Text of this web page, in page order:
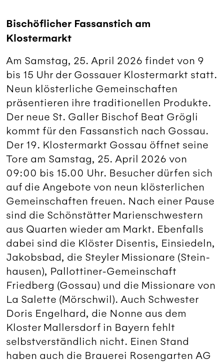
Bischöflicher Fassanstich am
Klostermarkt
Am Samstag, 25. April 2026 findet von 9
bis 15 Uhr der Gossauer Klostermarkt statt.
Neun klösterliche Gemeinschaften
präsentieren ihre traditionellen Produkte.
Der neue St. Galler Bischof Beat Grögli
kommt für den Fassanstich nach Gossau.
Der 19. Klostermarkt Gossau öffnet seine
Tore am Samstag, 25. April 2026 von
09:00 bis 15.00 Uhr. Besucher dürfen sich
auf die Angebote von neun klösterlichen
Gemeinschaften freuen. Nach einer Pause
sind die Schönstätter Marienschwestern
aus Quarten wieder am Markt. Ebenfalls
dabei sind die Klöster Disentis, Einsiedeln,
Jakobsbad, die Steyler Missionare (Stein-
hausen), Pallottiner-Gemeinschaft
Friedberg (Gossau) und die Missionare von
La Salette (Mörschwil). Auch Schwester
Doris Engelhard, die Nonne aus dem
Kloster Mallersdorf in Bayern fehlt
selbstverständlich nicht. Einen Stand
haben auch die Brauerei Rosengarten AG